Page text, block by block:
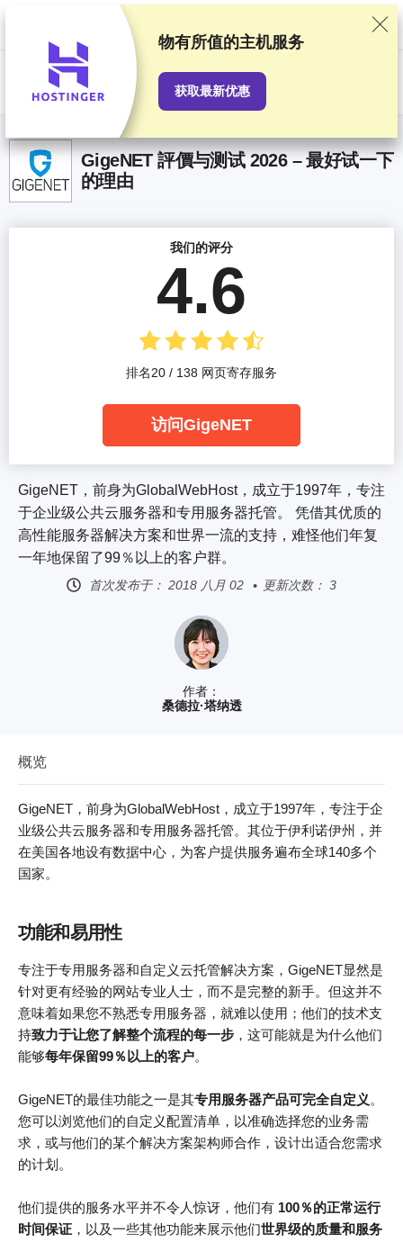
我们基于严格的测试和研究对服务提供商进行排名，同时也会考虑用户反
馈以及我们与提供商之间签订的商业协议。本页面包含联盟链接。
广告披
GigeNET 評價与测试 2026 – 最好试一下
的理由
作者：
桑德拉·塔纳透
GigeNET，前身为GlobalWebHost，成立于1997年，专注
于企业级公共云服务器和专用服务器托管。 凭借其优质的
高性能服务器解决方案和世界一流的支持，难怪他们年复
一年地保留了99％以上的客户群。
首次发布于： 2018 八月 02 更新次数： 3
我们的评分
4.6
排名20 / 138 网页寄存服务
访问GigeNET
概览
GigeNET，前身为GlobalWebHost，成立于1997年，专注于企
业级公共云服务器和专用服务器托管。其位于伊利诺伊州，并
在美国各地设有数据中心，为客户提供服务遍布全球140多个
国家。
功能和易用性
专注于专用服务器和自定义云托管解决方案，GigeNET显然是
针对更有经验的网站专业人士，而不是完整的新手。但这并不
意味着如果您不熟悉专用服务器，就难以使用；他们的技术支
持致力于让您了解整个流程的每一步 ，这可能就是为什么他们
能够每年保留99％以上的客户。
GigeNET的最佳功能之一是其专用服务器产品可完全自定义 。
您可以浏览他们的自定义配置清单，以准确选择您的业务需
求，或与他们的某个解决方案架构师合作，设计出适合您需求
的计划。
他们提供的服务水平并不令人惊讶，他们有 100％的正常运行
时间保证 ，以及一些其他功能来展示他们世界级的质量和服务
物有所值的主机服务
获取最新优惠